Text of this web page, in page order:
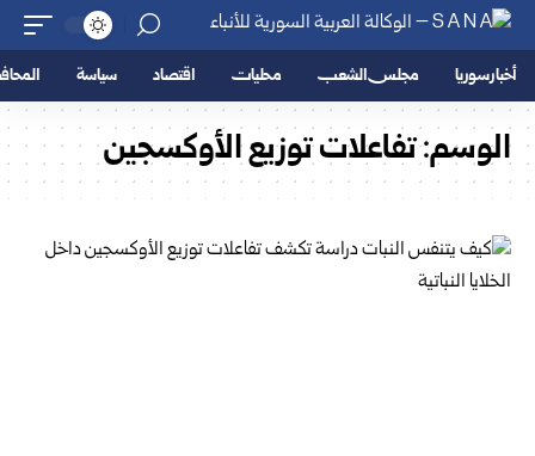
أخبار سوريا مجلس الشعب محليات اقتصاد سياسة
الوسم:تفاعلات توزيع الأوكسجين